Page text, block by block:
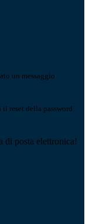
un messaggio
reset della password
di posta elettronica!